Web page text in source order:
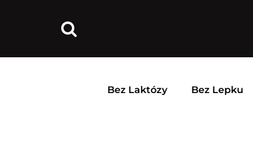
Bez Laktózy Bez Lepku